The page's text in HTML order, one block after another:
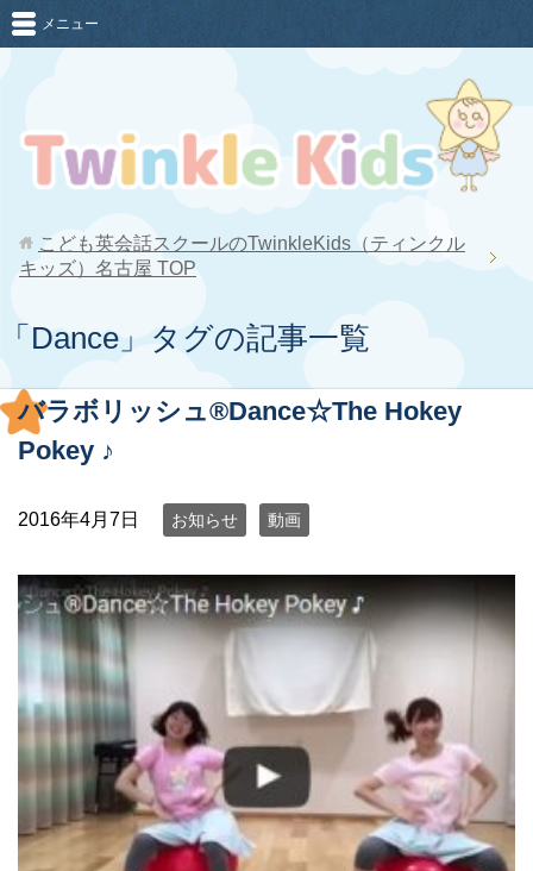
メニュー
こども英会話スクールのTwinkleKids（ティンクル
キッズ）名古屋 TOP
「Dance」タグの記事一覧
バラボリッシュ®Dance☆The Hokey
Pokey ♪
2016年4月7日 お知らせ 動画